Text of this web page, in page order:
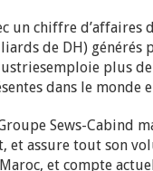
un chiffre d’affaires
de DH) générés
plus de
dans le monde
Sews-Cabind
et assure tout son
et compte